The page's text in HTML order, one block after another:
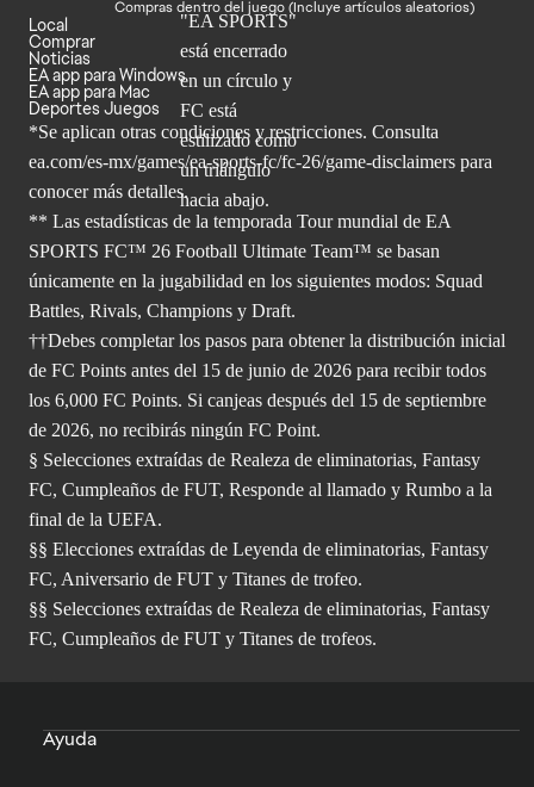
Compras dentro del juego (Incluye artículos aleatorios)
Local
Comprar
Noticias
EA app para Windows
EA app para Mac
Deportes Juegos
*Se aplican otras condiciones y restricciones. Consulta
ea.com/es-mx/games/ea-sports-fc/fc-26/game-disclaimers para
conocer más detalles.
** Las estadísticas de la temporada Tour mundial de EA
SPORTS FC™ 26 Football Ultimate Team™ se basan
únicamente en la jugabilidad en los siguientes modos: Squad
Battles, Rivals, Champions y Draft.
††Debes completar los pasos para obtener la distribución inicial
de FC Points antes del 15 de junio de 2026 para recibir todos
los 6,000 FC Points. Si canjeas después del 15 de septiembre
de 2026, no recibirás ningún FC Point.
§ Selecciones extraídas de Realeza de eliminatorias, Fantasy
FC, Cumpleaños de FUT, Responde al llamado y Rumbo a la
final de la UEFA.
§§ Elecciones extraídas de Leyenda de eliminatorias, Fantasy
FC, Aniversario de FUT y Titanes de trofeo.
§§ Selecciones extraídas de Realeza de eliminatorias, Fantasy
FC, Cumpleaños de FUT y Titanes de trofeos.
Ayuda